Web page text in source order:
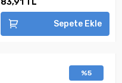
83,91 TL
Sepete Ekle
%5